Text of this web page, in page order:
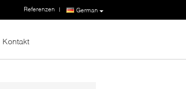
German
Referenzen |
Kontakt